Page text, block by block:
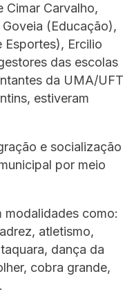
Cimar Carvalho,
(Educação),
Esportes), Ercilio
das escolas
da UMA/UFT
estiveram
e socialização
por meio
modalidades como:
atletismo,
dança da
cobra grande,